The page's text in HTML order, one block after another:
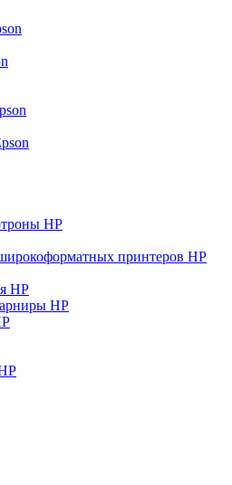
HP
принтеров HP
HP
HP